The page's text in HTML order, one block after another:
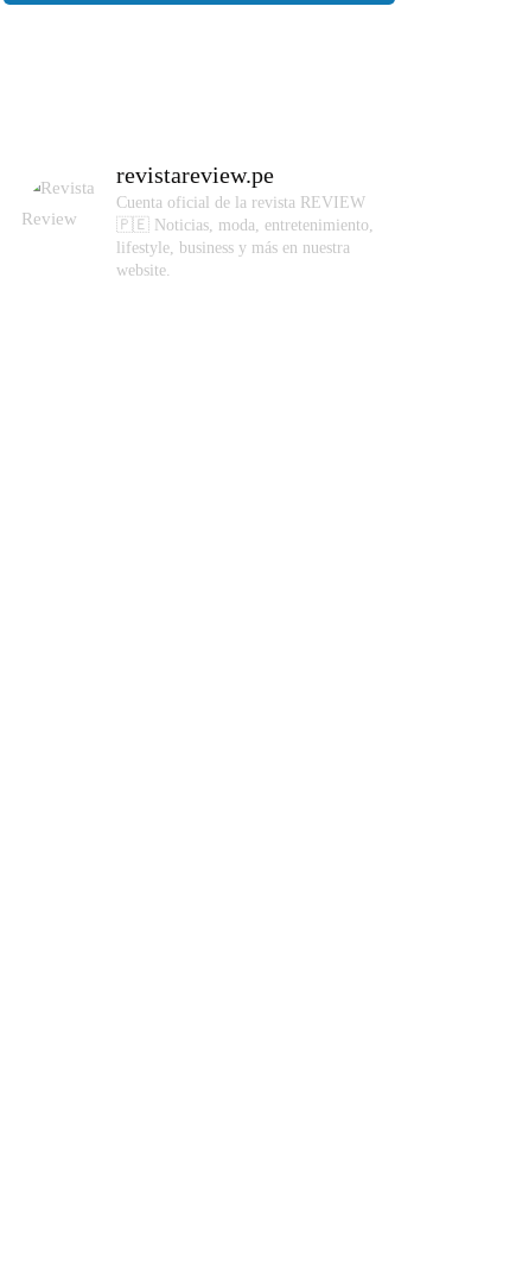
revistareview.pe
Cuenta oficial de la revista REVIEW
🇵🇪 Noticias, moda, entretenimiento,
lifestyle, business y más en nuestra
website.